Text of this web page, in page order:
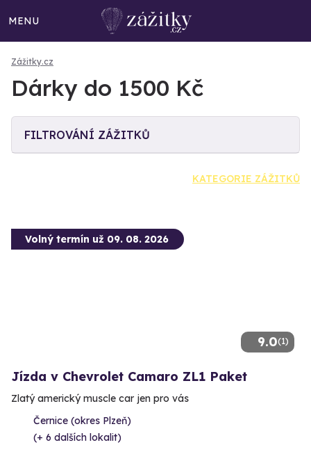
MENU
Zážitky.cz
Dárky do 1500 Kč
FILTROVÁNÍ ZÁŽITKŮ
KATEGORIE ZÁŽITKŮ
9.0(1)
Volný termín už 09. 08. 2026
Jízda v Chevrolet Camaro ZL1 Paket
Zlatý americký muscle car jen pro vás
Černice (okres Plzeň)
(+ 6 dalších lokalit)